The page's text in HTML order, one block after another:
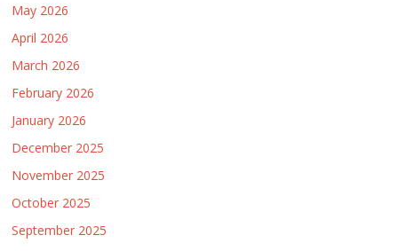
May 2026
April 2026
March 2026
February 2026
January 2026
December 2025
November 2025
October 2025
September 2025